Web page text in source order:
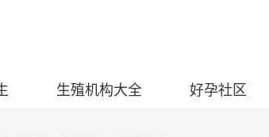
生殖机构大全 好孕社区